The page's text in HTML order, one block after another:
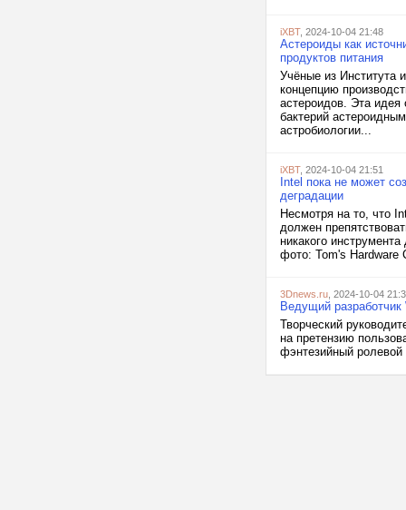
iXBT, 2024-10-04 21:48
Астероиды как
продуктов питания
Учёные из Института
концепцию
астероидов. Эта
бактерий
астробиологии...
iXBT, 2024-10-04 21:51
Intel пока не может
деградации
Несмотря на то, что
должен
никакого
фото: Tom's Hardware
3Dnews.ru , 2024-10-04
Ведущий
Творческий
на претензию
фэнтезийный